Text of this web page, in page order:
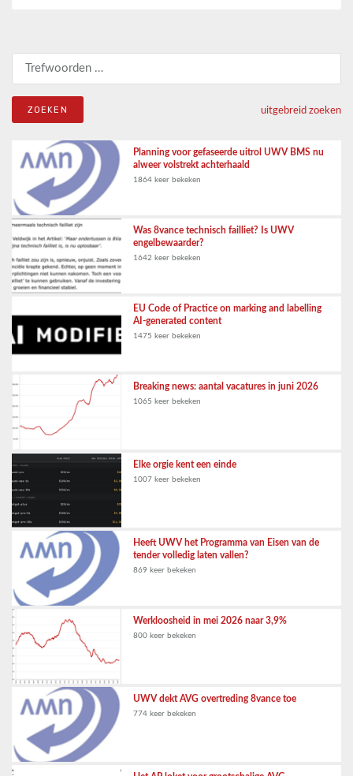
Zoeken naar:
uitgebreid zoeken
Planning voor gefaseerde uitrol UWV BMS nu
alweer volstrekt achterhaald
1864 keer bekeken
Was 8vance technisch failliet? Is UWV
engelbewaarder?
1642 keer bekeken
EU Code of Practice on marking and labelling
AI-generated content
1475 keer bekeken
Breaking news: aantal vacatures in juni 2026
1065 keer bekeken
Elke orgie kent een einde
1007 keer bekeken
Heeft UWV het Programma van Eisen van de
tender volledig laten vallen?
869 keer bekeken
Werkloosheid in mei 2026 naar 3,9%
800 keer bekeken
UWV dekt AVG overtreding 8vance toe
774 keer bekeken